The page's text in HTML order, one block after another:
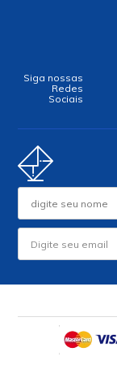
Siga nossas
Redes
Sociais